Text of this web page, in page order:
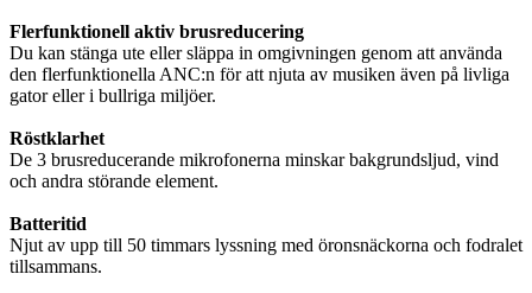
Flerfunktionell aktiv brusreducering
Du kan stänga ute eller släppa in omgivningen genom att använda
den flerfunktionella ANC:n för att njuta av musiken även på livliga
gator eller i bullriga miljöer.
Röstklarhet
De 3 brusreducerande mikrofonerna minskar bakgrundsljud, vind
och andra störande element.
Batteritid
Njut av upp till 50 timmars lyssning med öronsnäckorna och fodralet
tillsammans.